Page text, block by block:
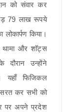
को संवार कर
79 लाख रूपये
किया।
थामा और शॉट्स
उन्होंने
यहाँ फिजिकल
कर सभी को
पर अपने प्रदेश